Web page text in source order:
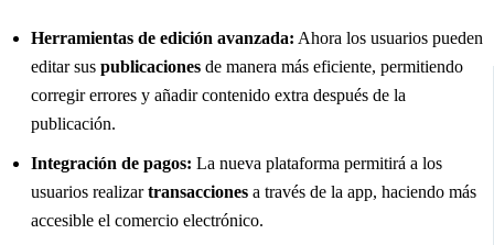
Herramientas de edición avanzada: Ahora los usuarios pueden
editar sus publicaciones de manera más eficiente, permitiendo
corregir errores y añadir contenido extra después de la
publicación.
Integración de pagos: La nueva plataforma permitirá a los
usuarios realizartransacciones a través de la app, haciendo más
accesible el comercio electrónico.